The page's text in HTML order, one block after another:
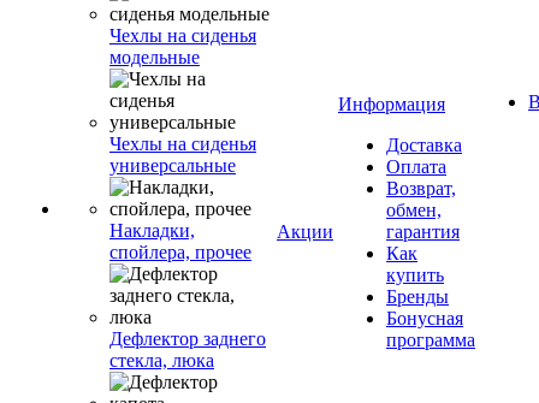
Чехлы на сиденья
модельные
Чехлы на сиденья
универсальные
Накладки,
спойлера, прочее
Дефлектор заднего
стекла, люка
Акции
Информация
Доставка
Оплата
Возврат,
обмен,
гарантия
Как
купить
Бренды
Бонусная
программа